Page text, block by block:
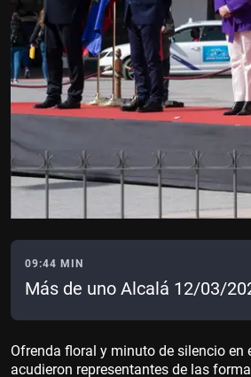
09:44 MIN
Más de uno Alcalá 12/03/
Ofrenda floral y minuto de silencio
acudieron representantes de las